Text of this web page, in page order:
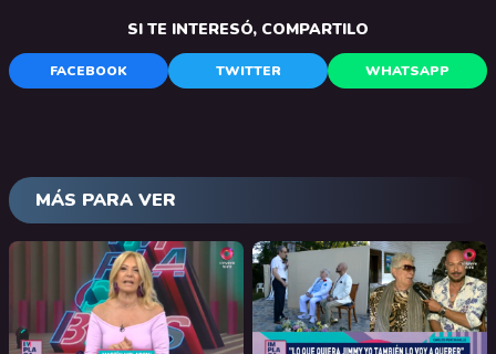
SI TE INTERESÓ, COMPARTILO
FACEBOOK TWITTER WHATSAPP
MÁS PARA VER